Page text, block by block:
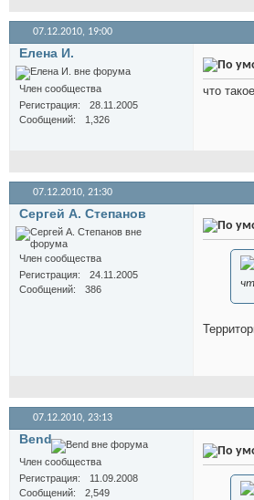
07.12.2010, 19:00
Елена И.
Член сообщества
Регистрация
28.11.2005
Сообщений
1,326
что
07.12.2010, 21:30
Сергей А. Степанов
Член сообщества
Регистрация
24.11.2005
Сообщений
386
07.12.2010, 23:13
Bend
Член сообщества
Регистрация
11.09.2008
Сообщений
2,549